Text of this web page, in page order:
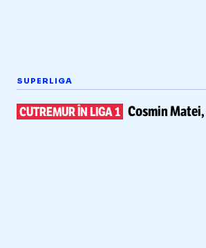
SUPERLIGA
CUTREMUR ÎN LIGA 1 Cosmin Matei,